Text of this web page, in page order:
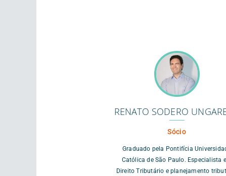
RENATO SODERO
Sócio
Graduado pela Pontifícia
Católica de São Paulo. Especialista
Direito Tributário e planejamento